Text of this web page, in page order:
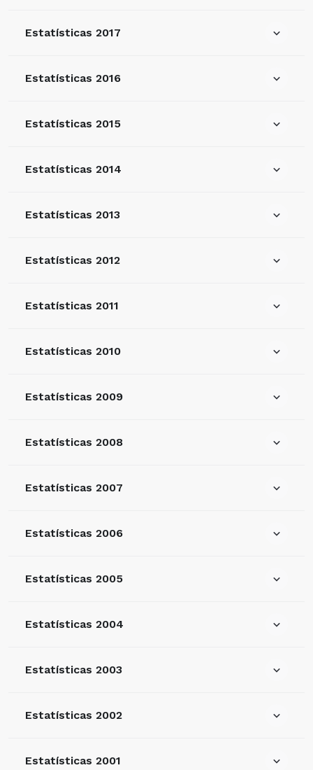
Estatísticas 2017
Estatísticas 2016
Estatísticas 2015
Estatísticas 2014
Estatísticas 2013
Estatísticas 2012
Estatísticas 2011
Estatísticas 2010
Estatísticas 2009
Estatísticas 2008
Estatísticas 2007
Estatísticas 2006
Estatísticas 2005
Estatísticas 2004
Estatísticas 2003
Estatísticas 2002
Estatísticas 2001